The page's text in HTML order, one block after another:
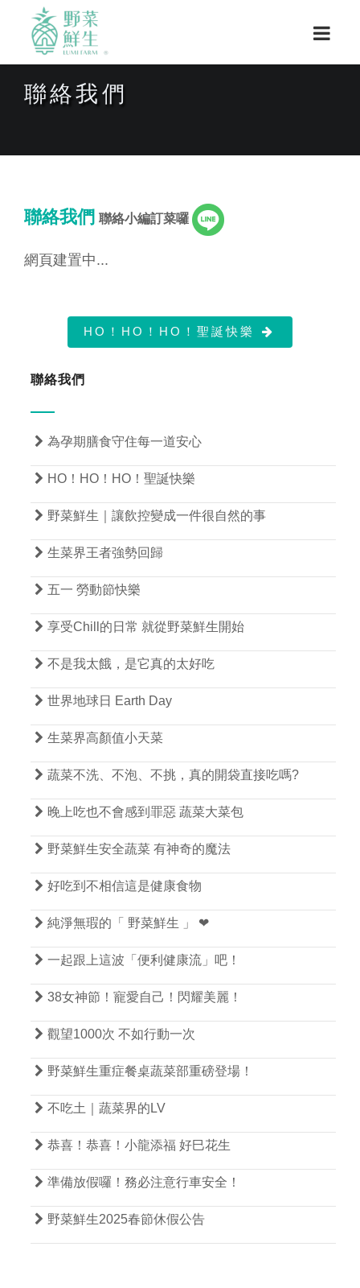
聯絡我們
聯絡我們 聯絡小編訂菜囉
網頁建置中...
HO！HO！HO！聖誕快樂 
聯絡我們
 為孕期膳食守住每一道安心
 HO！HO！HO！聖誕快樂
 野菜鮮生｜讓飲控變成一件很自然的事
 生菜界王者強勢回歸
 五一 勞動節快樂
 享受Chill的日常 就從野菜鮮生開始
 不是我太餓，是它真的太好吃
 世界地球日 Earth Day
 生菜界高顏值小天菜
 蔬菜不洗、不泡、不挑，真的開袋直接吃嗎?
 晚上吃也不會感到罪惡 蔬菜大菜包
 野菜鮮生安全蔬菜 有神奇的魔法
 好吃到不相信這是健康食物
 純淨無瑕的「 野菜鮮生 」 ❤
 一起跟上這波「便利健康流」吧！
 38女神節！寵愛自己！閃耀美麗！
 觀望1000次 不如行動一次
 野菜鮮生重症餐桌蔬菜部重磅登場！
 不吃土｜蔬菜界的LV
 恭喜！恭喜！小龍添福 好巳花生
 準備放假囉！務必注意行車安全！
 野菜鮮生2025春節休假公告